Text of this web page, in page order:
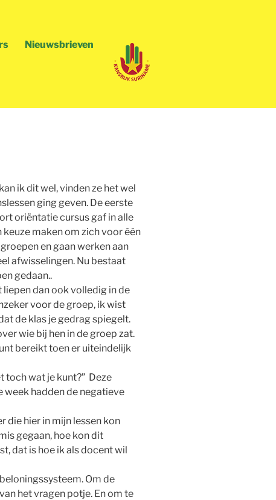
Nieuwsbrieven
ik dit wel, vinden ze het wel
ging geven. De eerste
oriëntatie cursus gaf in alle
maken om zich voor één
en gaan werken aan
afwisselingen. Nu bestaat
gedaan..
liepen dan ook volledig in de
voor de groep, ik wist
de klas je gedrag spiegelt.
wie bij hen in de groep zat.
bereikt toen er uiteindelijk
toch wat je kunt?” Deze
week hadden de negatieve
die hier in mijn lessen kon
gegaan, hoe kon dit
dat is hoe ik als docent wil
Om de
het vragen potje. En om te